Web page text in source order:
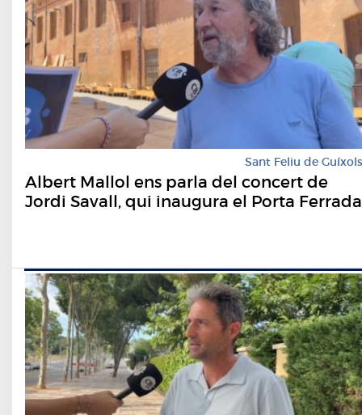
Sant Feliu de Guíxols
Albert Mallol ens parla del concert de
Jordi Savall, qui inaugura el Porta Ferrada